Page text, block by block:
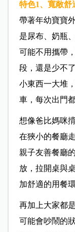
特色1、寬敞舒
帶著年幼寶寶
是尿布、奶瓶
可能不用攜帶
段，還是少不
小東西一大堆
車，每次出門
想像爸比媽咪
在狹小的餐廳
親子友善餐廳
放，拉開桌與
加舒適的用餐環
再加上大家都
可能會吵鬧的